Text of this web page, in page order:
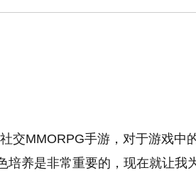
交MMORPG手游，对于游戏中
培养是非常重要的，现在就让我